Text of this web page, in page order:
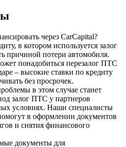
через CarCapital?
в котором используется залог
причиной потери автомобиля.
понадобиться перезалог ПТС
– высокие ставки по кредиту
без просрочек.
в этом случае станет
залог ПТС у партнеров
условиях. Наши специалисты
в оформлении документов
и снятия финансового
документы для